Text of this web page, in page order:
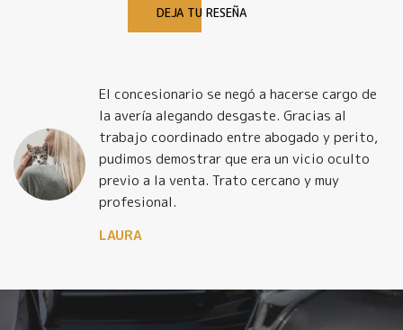
DEJA TU RESEÑA
El concesionario se negó a hacerse cargo de
la avería alegando desgaste. Gracias al
trabajo coordinado entre abogado y perito,
pudimos demostrar que era un vicio oculto
previo a la venta. Trato cercano y muy
profesional.
LAURA